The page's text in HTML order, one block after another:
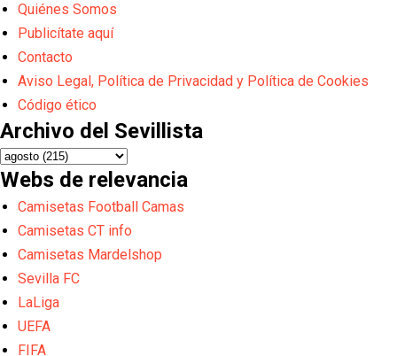
Quiénes Somos
Publicítate aquí
Contacto
Aviso Legal, Política de Privacidad y Política de Cookies
Código ético
Archivo del Sevillista
Webs de relevancia
Camisetas Football Camas
Camisetas CT info
Camisetas Mardelshop
Sevilla FC
LaLiga
UEFA
FIFA